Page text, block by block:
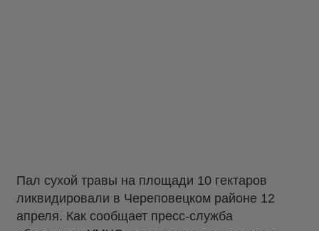
Пал сухой травы на площади 10 гектаров
ликвидировали в Череповецком районе 12
апреля. Как сообщает пресс-служба